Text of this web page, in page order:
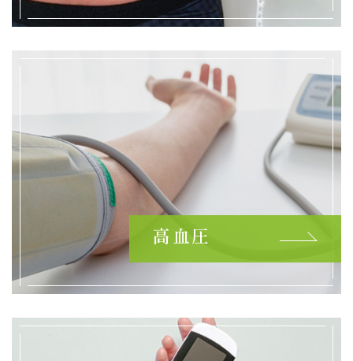
2025.06.30
7月クラブファイトスケジュール
6月20日（金）の午前の診察受付時間は都合により、
10：30までとなります。午後は休診させていただき
ます
2025.06.02
6月6日（金）診療時間変更のお知らせ
6月クラブファイトスケジュール
2025.05.28
付、午後休診となります」
高血圧